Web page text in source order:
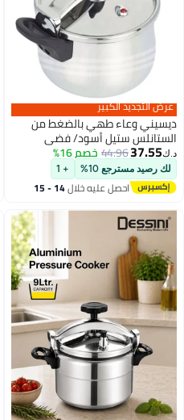
بالضغط من
فضي
16%
+ 1
خلال 14 - 15
عرض التجديد الكبير
ديسيني وعاء
الستانلس ستيل
22لترات
د.ك‏ 35.02
لك رصيد مسترجع 10%
احصل